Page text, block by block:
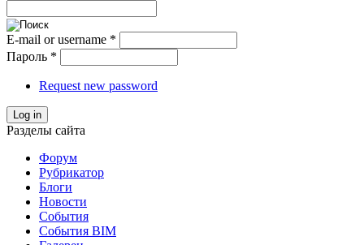
E-mail or username *
Пароль *
Request new password
Log in
Разделы сайта
Форум
Рубрикатор
Блоги
Новости
События
События BIM